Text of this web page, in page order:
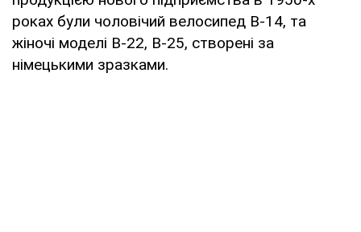
роках були чоловічий велосипед В-14, та
жіночі моделі В-22, В-25, створені за
німецькими зразками.